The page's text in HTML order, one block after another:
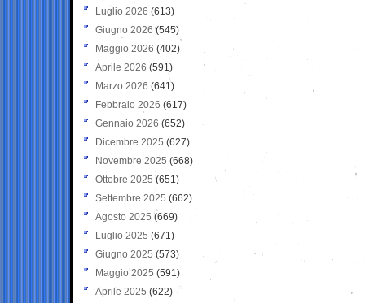
Luglio 2026 (613)
Giugno 2026 (545)
Maggio 2026 (402)
Aprile 2026 (591)
Marzo 2026 (641)
Febbraio 2026 (617)
Gennaio 2026 (652)
Dicembre 2025 (627)
Novembre 2025 (668)
Ottobre 2025 (651)
Settembre 2025 (662)
Agosto 2025 (669)
Luglio 2025 (671)
Giugno 2025 (573)
Maggio 2025 (591)
Aprile 2025 (622)